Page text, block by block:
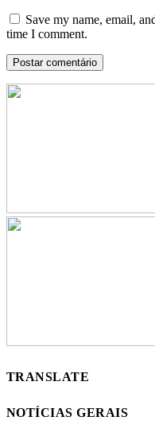
Save my name, email,
time I comment.
TRANSLATE
NOTÍCIAS GERAIS